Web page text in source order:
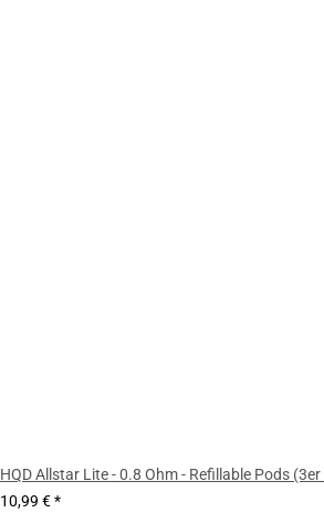
HQD Allstar Lite - 0.8 Ohm - Refillable Pods
10,99 €*